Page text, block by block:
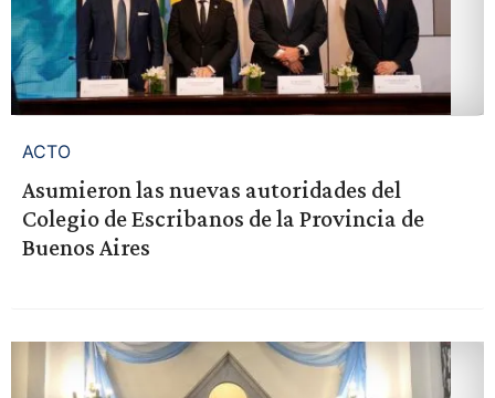
ACTO
Asumieron las nuevas autoridades del
Colegio de Escribanos de la Provincia de
Buenos Aires